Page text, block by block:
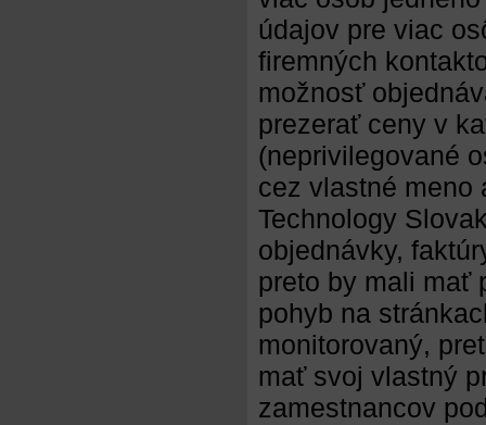
údajov pre viac
firemných
možnosť
prezerať ceny v
(neprivilegované
cez vlastné meno
Technology
objednávky,
preto by mali mať
pohyb na
monitorovaný,
mať svoj vlastný
zamestnancov